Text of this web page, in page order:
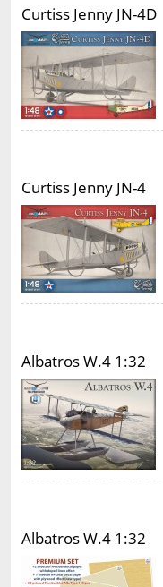
Curtiss Jenny JN-4D
Curtiss Jenny JN-4
Albatros W.4 1:32
Albatros W.4 1:32